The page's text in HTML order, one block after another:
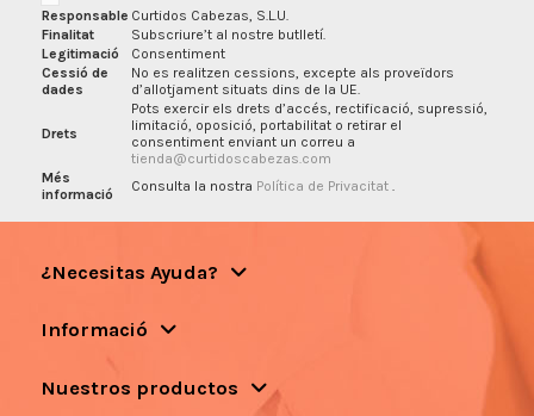
Responsable Curtidos Cabezas, S.L.U.
Finalitat
Subscriure’t al nostre butlletí.
Legitimació
Consentiment
Cessió de
dades
No es realitzen cessions, excepte als proveïdors
d’allotjament situats dins de la UE.
Drets
Pots exercir els drets d’accés, rectificació, supressió,
limitació, oposició, portabilitat o retirar el
consentiment enviant un correu a
tienda@curtidoscabezas.com
Més
informació
Consulta la nostra Política de Privacitat
¿Necesitas Ayuda?
Informació
Nuestros productos